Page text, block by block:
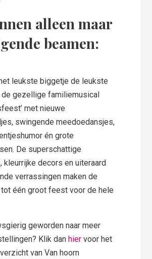
alleen maar
beamen:
leukste biggetje de leukste
de gezellige familiemusical
met nieuwe
swingende meedoedansjes,
én grote
De superschattige
kleurrijke decors en uiteraard
verrassingen maken de
één groot feest voor de hele
geworden naar meer
Klik dan hier voor het
van Van hoorn